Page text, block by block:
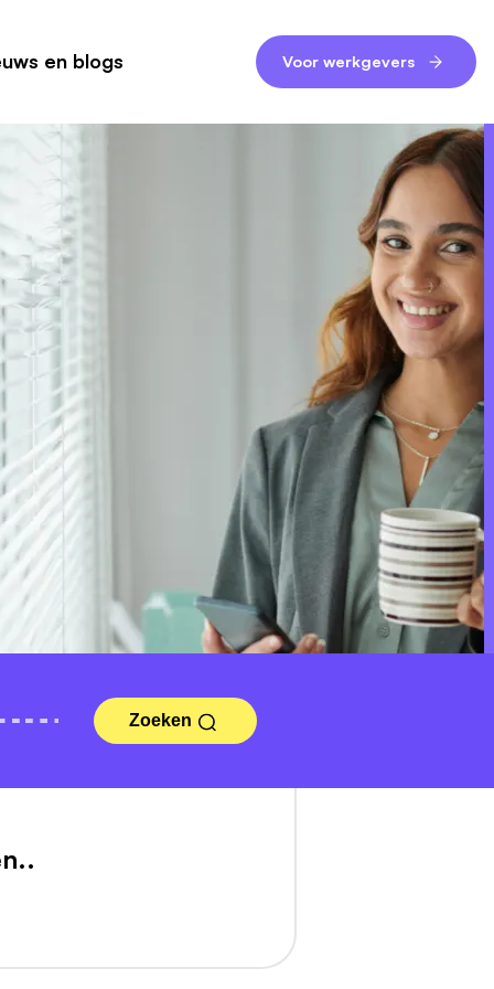
en blogs Voor werkgevers
Zoeken